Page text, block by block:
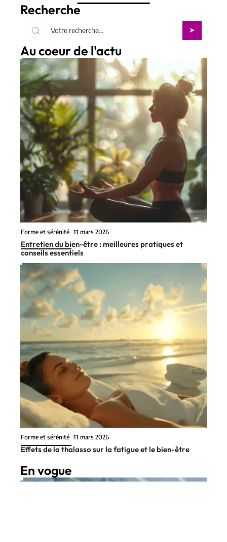
Recherche
Au coeur de l'actu
Forme et sérénité 11 mars 2026
Entretien du bien-être : meilleures pratiques et
conseils essentiels
Forme et sérénité 11 mars 2026
Effets de la thalasso sur la fatigue et le bien-être
En vogue